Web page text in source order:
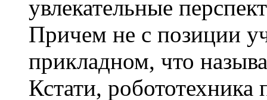
увлекательные
Причем не с позиции
прикладном, что
Кстати, робототехника